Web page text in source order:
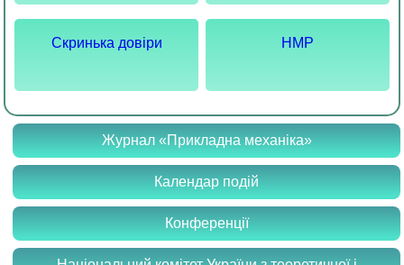
Скринька довіри НМР
Журнал «Прикладна механіка»
Календар подій
Конференції